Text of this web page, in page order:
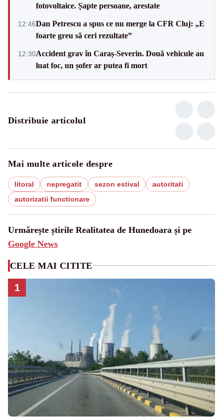
fotovoltaice. Șapte persoane, arestate
12:46Dan Petrescu a spus ce nu merge la CFR Cluj: „E
foarte greu să ceri rezultate”
12:30Accident grav în Caraș-Severin. Două vehicule au
luat foc, un șofer ar putea fi mort
Distribuie articolul
Mai multe articole despre
litoral nepregatit sezon estival
autoritati
autorizatii functionare
Urmărește știrile Realitatea de Hunedoara și pe
Google News
CELE MAI CITITE
1